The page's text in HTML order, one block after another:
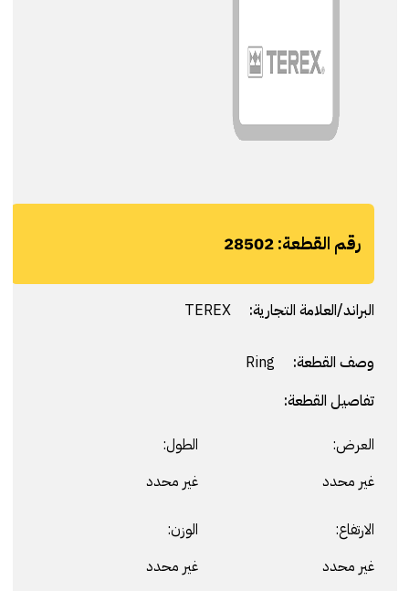
رقم القطعة:28502
البراند/العلامة التجارية: TEREX
وصف القطعة:
تفاصيل القطعة:
العرض:
غير محدد
الطول:
غير محدد
الارتفاع:
غير محدد
الوزن:
غير محدد